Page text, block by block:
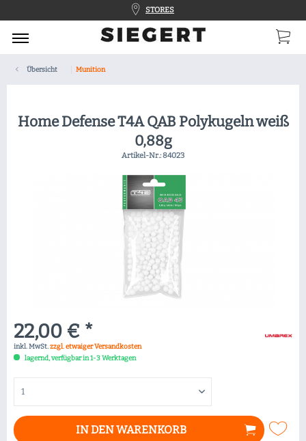
STORES
Übersicht Munition
Home Defense T4A QAB Polykugeln weiß
0,88g
Artikel-Nr.:84023
22,00 € *
inkl. MwSt.zzgl. etwaiger Versandkosten
lagernd, verfügbar in 1-3 Werktagen
IN DENWARENKORB